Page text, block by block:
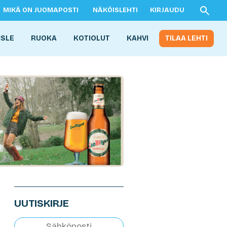
MIKÄ ON JUOMAPOSTI NÄKÖISLEHTI KIRJAUDU
RUOKA KOTIOLUT KAHVI TILAA LEHTI
UUTISKIRJE